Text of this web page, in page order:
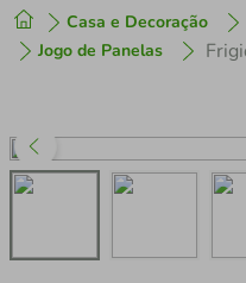
Casa e Decoração
Jogo de Panelas
1º tenis
3º perfume